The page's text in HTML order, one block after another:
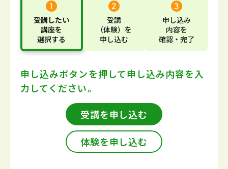
受講したい
講座を
選択する
受講
（体験） を
申し込む
申し込み
内容を
確認・完了
申し込みボタンを押して申し込み内容を入
力してください。
受講を申し込む
体験を申し込む